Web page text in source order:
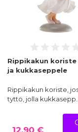
Rippikakun
ja kukkaseppele
Rippikakun koriste,
tyttö, jolla kukkasepp…